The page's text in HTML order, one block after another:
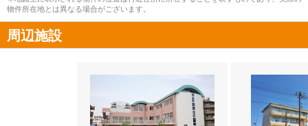
物件所在地とは異なる場合がございます。
周辺施設